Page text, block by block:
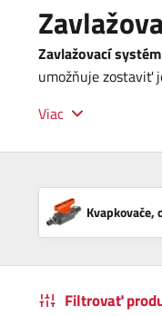
Zavlažovací
umožňuje zostaviť
Viac
Kvapkovače,
Filtrovať